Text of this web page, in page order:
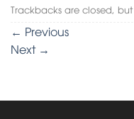
Trackbacks are closed,
← Previous
Next →